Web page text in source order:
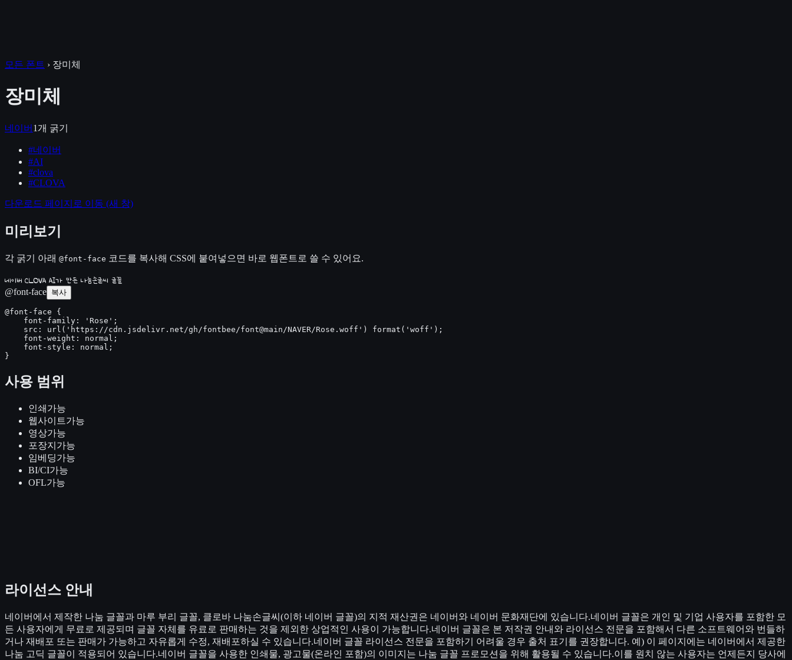
모든 폰트 › 장미체
장미체
네이버 1 개 굵기
#네이버
#AI
#clova
#CLOVA
다운로드 페이지로 이동 (새 창)
미리보기
각 굵기 아래 @font-face 코드를 복사해 CSS에 붙여넣으면 바로 웹폰트로 쓸 수 있어요.
네이버 CLOVA AI가 만든 나눔손글씨 글꼴
@font-face 복사
@font-face {
    font-family: 'Rose';
    src: url('https://cdn.jsdelivr.net/gh/fontbee/font@main/NAVER/Rose.woff') format('woff');
    font-weight: normal;
    font-style: normal;
}
사용 범위
인쇄 가능
웹사이트가능
영상가능
포장지 가능
임베딩가능
BI/CI가능
OFL가능
라이선스 안내
네이버에서 제작한 나눔 글꼴과 마루 부리 글꼴, 클로바 나눔손글씨(이하 네이버 글꼴)의 지적 재산권은 네이버와 네이버 문화재단에 있습니다.네이버 글꼴은 개인 및 기업 사용자를 포함한 모
든 사용자에게 무료로 제공되며 글꼴 자체를 유료로 판매하는 것을 제외한 상업적인 사용이 가능합니다.네이버 글꼴은 본 저작권 안내와 라이선스 전문을 포함해서 다른 소프트웨어와 번들하
거나 재배포 또는 판매가 가능하고 자유롭게 수정, 재배포하실 수 있습니다.네이버 글꼴 라이선스 전문을 포함하기 어려울 경우 출처 표기를 권장합니다. 예) 이 페이지에는 네이버에서 제공한
나눔 고딕 글꼴이 적용되어 있습니다.네이버 글꼴을 사용한 인쇄물, 광고물(온라인 포함)의 이미지는 나눔 글꼴 프로모션을 위해 활용될 수 있습니다.이를 원치 않는 사용자는 언제든지 당사에